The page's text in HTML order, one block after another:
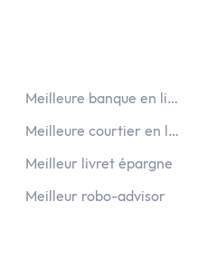
Meilleure banque en ligne
Meilleure courtier en ligne
Meilleur livret épargne
Meilleur robo-advisor